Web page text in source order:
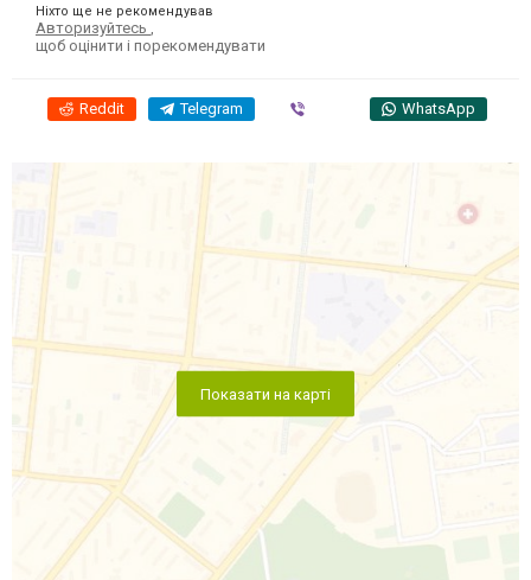
Ніхто ще не рекомендував
Авторизуйтесь
щоб оцінити і порекомендувати
Reddit Telegram WhatsApp
Показати на карті